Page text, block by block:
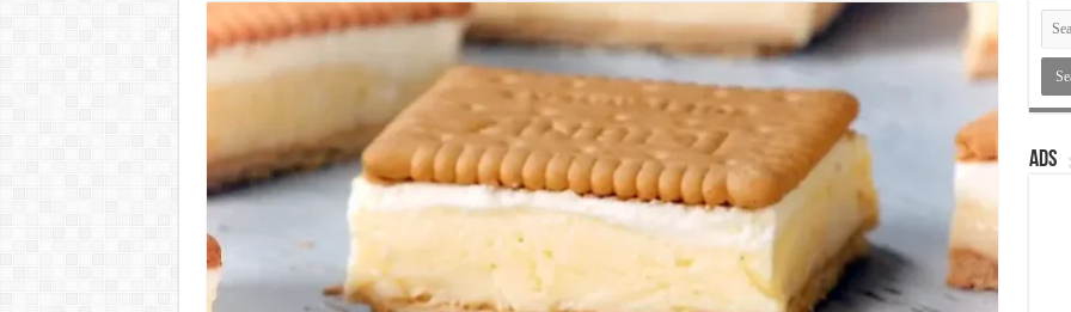
ADS